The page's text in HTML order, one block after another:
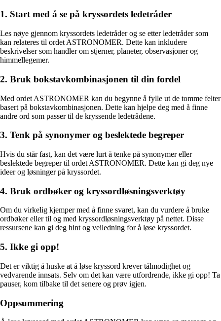
1. Start med å se på kryssordets ledetråder
Les nøye gjennom kryssordets ledetråder og se etter ledetråder som
kan relateres til ordet ASTRONOMER. Dette kan inkludere
beskrivelser som handler om stjerner, planeter, observasjoner og
himmellegemer.
2. Bruk bokstavkombinasjonen til din fordel
Med ordet ASTRONOMER kan du begynne å fylle ut de tomme felter
basert på bokstavkombinasjonen. Dette kan hjelpe deg med å finne
andre ord som passer til de kryssende ledetrådene.
3. Tenk på synonymer og beslektede begreper
Hvis du står fast, kan det være lurt å tenke på synonymer eller
beslektede begreper til ordet ASTRONOMER. Dette kan gi deg nye
ideer og løsninger på kryssordet.
4. Bruk ordbøker og kryssordløsningsverktøy
Om du virkelig kjemper med å finne svaret, kan du vurdere å bruke
ordbøker eller til og med kryssordløsningsverktøy på nettet. Disse
ressursene kan gi deg hint og veiledning for å løse kryssordet.
5. Ikke gi opp!
Det er viktig å huske at å løse kryssord krever tålmodighet og
vedvarende innsats. Selv om det kan være utfordrende, ikke gi opp! Ta
pauser, kom tilbake til det senere og prøv igjen.
Oppsummering